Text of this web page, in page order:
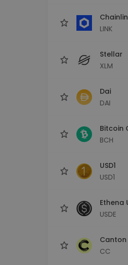
LINK
Stellar
XLM
Dai
DAI
Bitcoin
BCH
USD1
USD1
Ethena
USDE
Canton
CC